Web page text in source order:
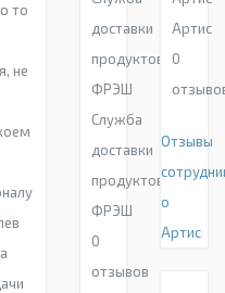
то
не
Служба
доставки
продуктов
ФРЭШ
0
отзывов
Артис
0
Отзывы
о
Артис